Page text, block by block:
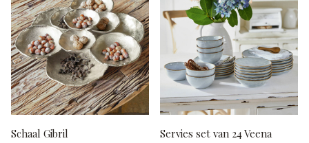
Schaal Gibril Servies set van 24 Veena